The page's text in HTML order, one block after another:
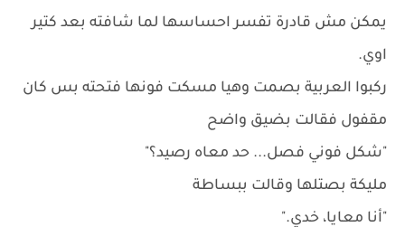
يمكن مش قادرة تفسر احساسها لما شافته بعد كتير
اوي.
ركبوا العربية بصمت وهيا مسكت فونها فتحته بس كان
مقفول فقالت بضيق واضح
"شكل فوني فصل... حد معاه رصيد؟"
مليكة بصتلها وقالت ببساطة
"أنا معايا، خدي."